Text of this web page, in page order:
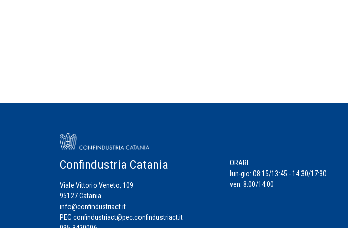
Confindustria Catania
Viale Vittorio Veneto, 109
95127 Catania
info@confindustriact.it
PEC confindustriact@pec.confindustriact.it
ORARI
lun-gio: 08:15/13:45 - 14:30/17:30
ven: 8:00/14:00